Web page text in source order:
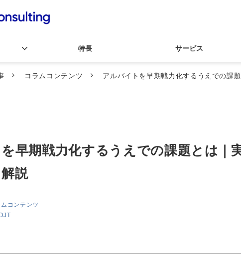
特長 サービス
コラムコンテンツ アルバイトを早期戦力化するうえでの課
早期戦力化するうえでの課題とは｜
説
ムコンテンツ